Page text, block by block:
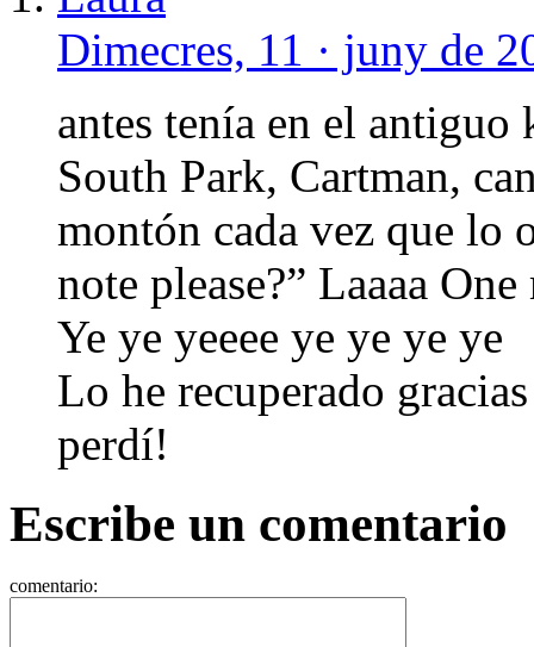
Dimecres, 11 · juny de
antes tenía en el
South Park, Cartman,
montón cada vez que lo
note please?” Laaaa
Ye ye yeeee ye ye ye ye
Lo he recuperado
perdí!
Escribe un comentario
comentario: